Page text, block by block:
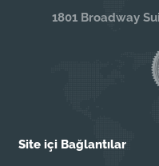
1801 Broadway
Site içi Bağlantılar